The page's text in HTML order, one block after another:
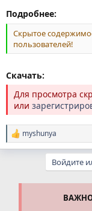
Подробнее:
Скрытое
пользователей!
Скачать:
Для просмотра
или
Р
е
myshunya
Войдите